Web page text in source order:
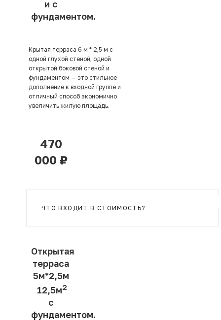
и с
фундаментом.
Крытая терраса 6 м * 2,5 м с
одной глухой стеной, одной
открытой боковой стеной и
фундаментом — это стильное
дополнение к входной группе и
отличный способ экономично
увеличить жилую площадь.
470
000 ₽
ЧТО ВХОДИТ В СТОИМОСТЬ?
Открытая
терраса
5м*2,5м
12,5м2
с
фундаментом.